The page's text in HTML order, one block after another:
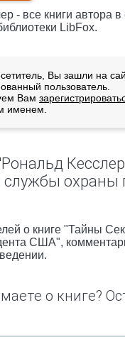
- все книги автора
LibFox.
Вы зашли на
пользователь.
Вам
именем.
службы охраны
о книге "Тайны
США",
о книге?